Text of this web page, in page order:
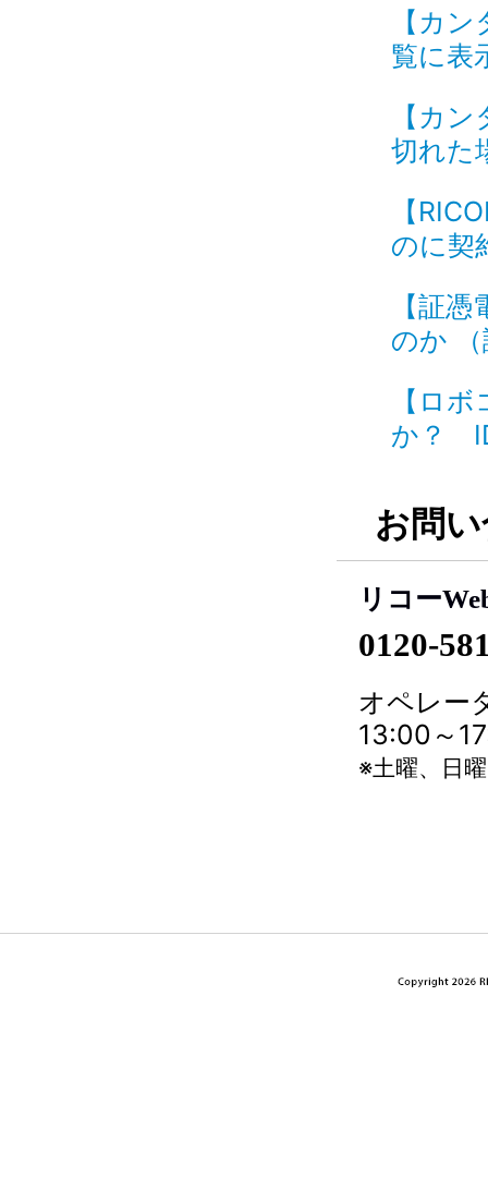
【カ
覧に
【カ
切れた
【
のに
【証
のか
【ロ
か？
お問
リコー
0120-
オペレー
13:00～
※土曜、日